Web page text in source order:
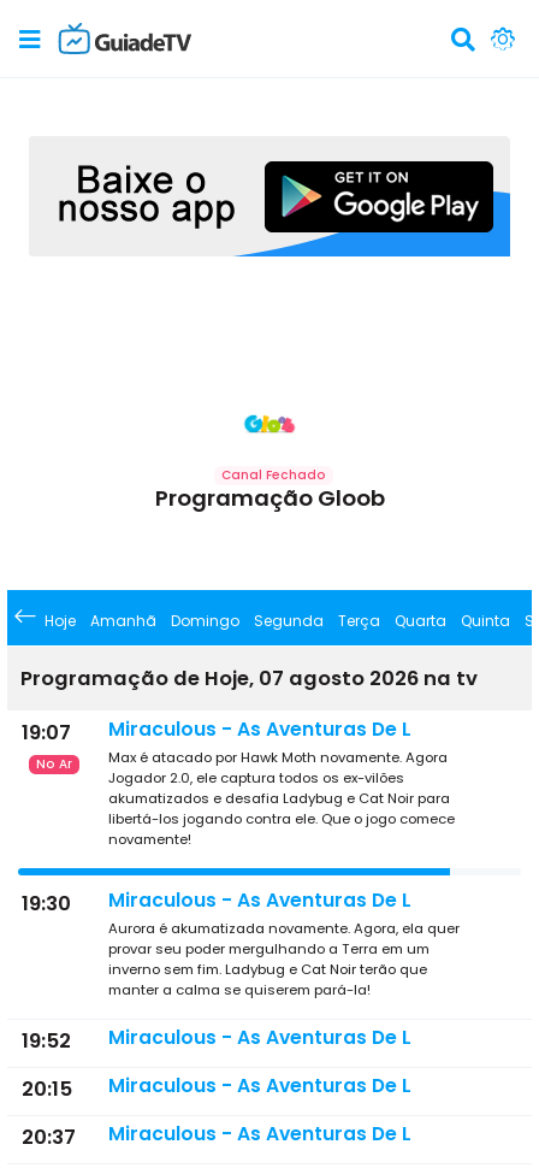
Canal Fechado
Programação Gloob
Hoje Amanhã Domingo Segunda Terça Quarta Quinta
Programação de Hoje, 07 agosto 2026 na tv
19:07
No Ar
Miraculous - As Aventuras De L
Max é atacado por Hawk Moth novamente. Agora
Jogador 2.0, ele captura todos os ex-vilões
akumatizados e desafia Ladybug e Cat Noir para
libertá-los jogando contra ele. Que o jogo comece
novamente!
19:30 Miraculous - As Aventuras De L
Aurora é akumatizada novamente. Agora, ela quer
provar seu poder mergulhando a Terra em um
inverno sem fim. Ladybug e Cat Noir terão que
manter a calma se quiserem pará-la!
19:52 Miraculous - As Aventuras De L
20:15 Miraculous - As Aventuras De L
20:37 Miraculous - As Aventuras De L